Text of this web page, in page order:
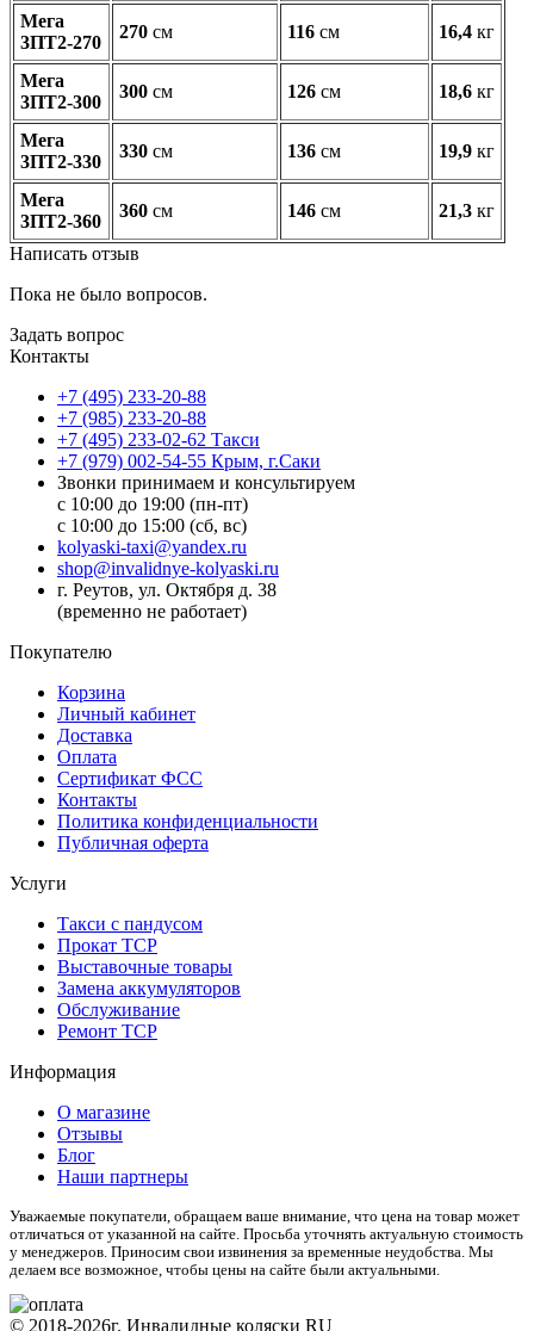
Мега
3ПТ2-270
270 cм 116 cм 16,4 кг
Мега
3ПТ2-300
300 cм 126 cм 18,6 кг
Мега
3ПТ2-330
330 cм 136 cм 19,9 кг
Мега
3ПТ2-360
360 cм 146 cм 21,3 кг
Написать отзыв
Пока не было вопросов.
Задать вопрос
Контакты
+7 (495) 233-20-88
+7 (985) 233-20-88
+7 (495) 233-02-62 Такси
+7 (979) 002-54-55 Крым, г.Саки
Звонки принимаем и консультируем
с 10:00 до 19:00 (пн-пт)
с 10:00 до 15:00 (сб, вс)
kolyaski-taxi@yandex.ru
shop@invalidnye-kolyaski.ru
г. Реутов, ул. Октября д. 38
(временно не работает)
Покупателю
Корзина
Личный кабинет
Доставка
Оплата
Сертификат ФСС
Контакты
Политика конфиденциальности
Публичная оферта
Услуги
Такси с пандусом
Прокат ТСР
Выставочные товары
Замена аккумуляторов
Обслуживание
Ремонт ТСР
Информация
О магазине
Отзывы
Блог
Наши партнеры
Уважаемые покупатели, обращаем ваше внимание, что цена на товар может
отличаться от указанной на сайте. Просьба уточнять актуальную стоимость
у менеджеров. Приносим свои извинения за временные неудобства. Мы
делаем все возможное, чтобы цены на сайте были актуальными.
© 2018-2026г. Инвалидные коляски RU